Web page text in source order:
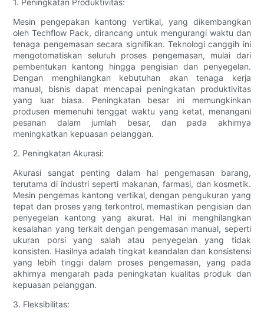
1. Peningkatan Produktivitas:
Mesin pengepakan kantong vertikal, yang dikembangkan
oleh Techflow Pack, dirancang untuk mengurangi waktu dan
tenaga pengemasan secara signifikan. Teknologi canggih ini
mengotomatiskan seluruh proses pengemasan, mulai dari
pembentukan kantong hingga pengisian dan penyegelan.
Dengan menghilangkan kebutuhan akan tenaga kerja
manual, bisnis dapat mencapai peningkatan produktivitas
yang luar biasa. Peningkatan besar ini memungkinkan
produsen memenuhi tenggat waktu yang ketat, menangani
pesanan dalam jumlah besar, dan pada akhirnya
meningkatkan kepuasan pelanggan.
2. Peningkatan Akurasi:
Akurasi sangat penting dalam hal pengemasan barang,
terutama di industri seperti makanan, farmasi, dan kosmetik.
Mesin pengemas kantong vertikal, dengan pengukuran yang
tepat dan proses yang terkontrol, memastikan pengisian dan
penyegelan kantong yang akurat. Hal ini menghilangkan
kesalahan yang terkait dengan pengemasan manual, seperti
ukuran porsi yang salah atau penyegelan yang tidak
konsisten. Hasilnya adalah tingkat keandalan dan konsistensi
yang lebih tinggi dalam proses pengemasan, yang pada
akhirnya mengarah pada peningkatan kualitas produk dan
kepuasan pelanggan.
3. Fleksibilitas: